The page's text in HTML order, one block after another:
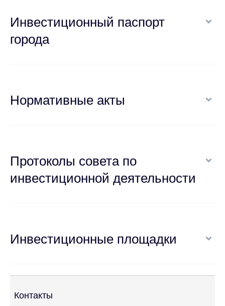
Инвестиционный паспорт
города
Нормативные акты
Протоколы совета по
инвестиционной деятельности
Инвестиционные площадки
Контакты